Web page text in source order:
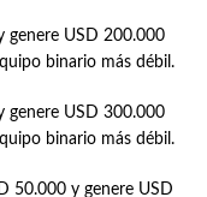
genere USD 200.000
binario más débil.
genere USD 300.000
binario más débil.
50.000 y genere USD